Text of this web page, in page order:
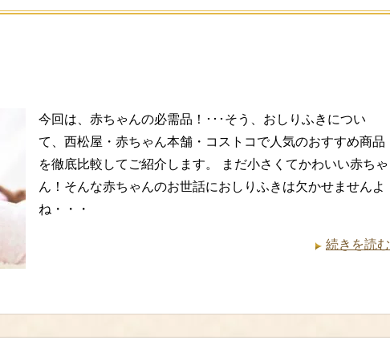
今回は、赤ちゃんの必需品！･･･そう、おしりふきについ
て、西松屋・赤ちゃん本舗・コストコで人気のおすすめ商品
を徹底比較してご紹介します。 まだ小さくてかわいい赤ちゃ
ん！そんな赤ちゃんのお世話におしりふきは欠かせませんよ
ね・・・
続きを読む